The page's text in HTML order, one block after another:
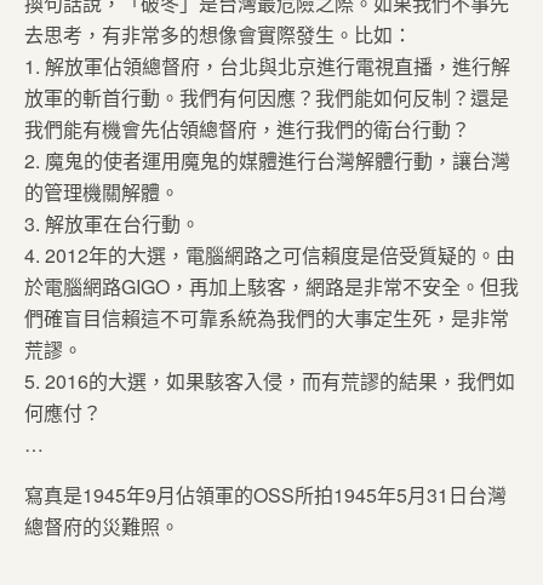
去思考，有非常多的想像會實際發生。比如：
1. 解放軍佔領總督府，台北與北京進行電視直播，進行解
放軍的斬首行動。我們有何因應？我們能如何反制？還是
我們能有機會先佔領總督府，進行我們的衛台行動？
2. 魔鬼的使者運用魔鬼的媒體進行台灣解體行動，讓台灣
的管理機關解體。
3. 解放軍在台行動。
4. 2012年的大選，電腦網路之可信賴度是倍受質疑的。由
於電腦網路GIGO，再加上駭客，網路是非常不安全。但我
們確盲目信賴這不可靠系統為我們的大事定生死，是非常
荒謬。
5. 2016的大選，如果駭客入侵，而有荒謬的結果，我們如
何應付？
…
寫真是1945年9月佔領軍的OSS所拍1945年5月31日台灣
總督府的災難照。